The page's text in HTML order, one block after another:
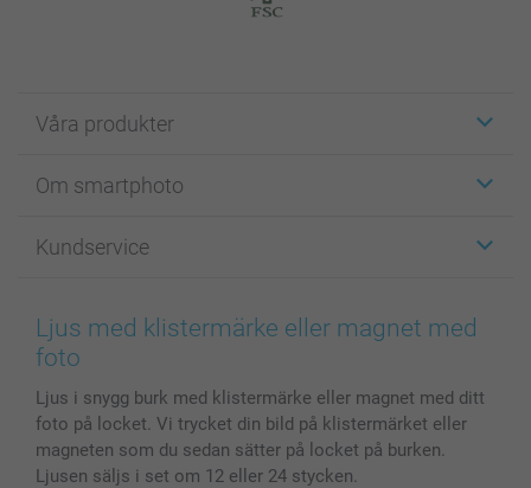
Våra produkter
Fotokort
Fotoböcker
Bilder, Fotoförstoring & Fotohäften
Skal till Mobil & Surfplatta
Fotoalmanackor & Fotoagenda
Fotoramar & Tillbehör
Presentkort
Om smartphoto
För affiliates
Cookie Policy
Sitemap
Investor Relations
Kundservice
smartgaranti
smartbonus
Status på beställningar
Ljus med klistermärke eller magnet med
foto
Ljus i snygg burk med klistermärke eller magnet med ditt
foto på locket. Vi trycket din bild på klistermärket eller
magneten som du sedan sätter på locket på burken.
Ljusen säljs i set om 12 eller 24 stycken.